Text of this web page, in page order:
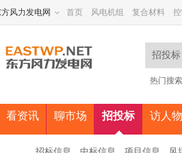
方风力发电网 首页 风电机组 复合材料
热门搜索
看资讯 聊市场 招投标 访人物